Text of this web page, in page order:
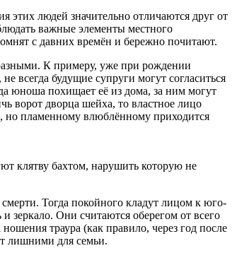
этих людей значительно отличаются друг от
важные элементы местного
с давних времён и бережно почитают.
К примеру, уже при рождении
всегда будущие супруги могут согласиться
юноша похищает её из дома, за ним могут
ворот дворца шейха, то властное лицо
но пламенному влюблённому приходится
клятву бахтом, нарушить которую не
Тогда покойного кладут лицом к юго-
зеркало. Они считаются оберегом от всего
траура (как правило, через год после
лишними для семьи.